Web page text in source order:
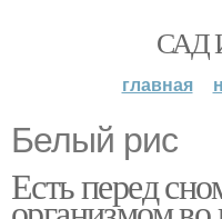
САД
главная
Белый рис
Есть перед